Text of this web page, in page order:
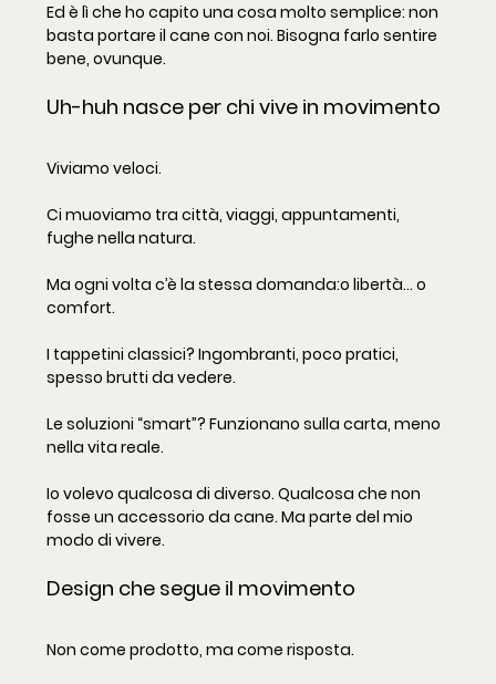
Ed è lì che ho capito una cosa molto semplice: non
basta portare il cane con noi. Bisogna farlo sentire
bene, ovunque.
Uh-huh nasce per chi vive in movimento
Viviamo veloci.
Ci muoviamo tra città, viaggi, appuntamenti,
fughe nella natura.
Ma ogni volta c’è la stessa domanda:o libertà… o
comfort.
I tappetini classici? Ingombranti, poco pratici,
spesso brutti da vedere.
Le soluzioni “smart”? Funzionano sulla carta, meno
nella vita reale.
Io volevo qualcosa di diverso. Qualcosa che non
fosse un accessorio da cane. Ma parte del mio
modo di vivere.
Design che segue il movimento
Non come prodotto, ma come risposta.